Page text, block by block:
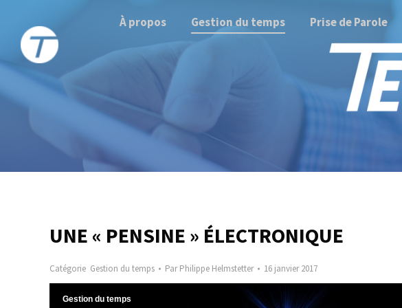
À propos Gestion du temps Prise de Parole
UNE « PENSINE » ÉLECTRONIQUE
Catégorie Gestion du temps ParPhilippe Helmstetter 16 janvier 2017
Gestion du temps